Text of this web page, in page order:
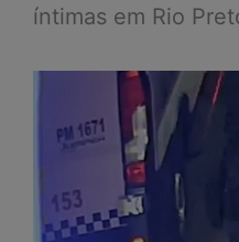
íntimas em Rio